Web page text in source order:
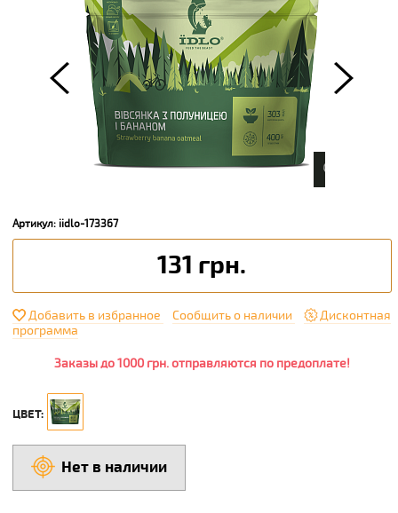
Артикул: iidlo-173367
131 грн.
Добавить в избранное Сообщить о наличии
Дисконтная
программа
Заказы до 1000 грн. отправляются по предоплате!
ЦВЕТ:
Нет в наличии